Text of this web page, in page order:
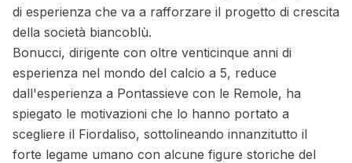
di esperienza che va a rafforzare il progetto di crescita
della società biancoblù.
Bonucci, dirigente con oltre venticinque anni di
esperienza nel mondo del calcio a 5, reduce
dall'esperienza a Pontassieve con le Remole, ha
spiegato le motivazioni che lo hanno portato a
scegliere il Fiordaliso, sottolineando innanzitutto il
forte legame umano con alcune figure storiche del